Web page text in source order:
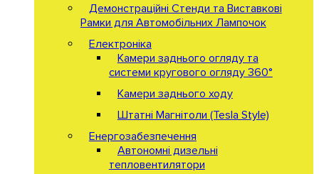
Демонстраційні Стенди та Виставкові
Рамки для Автомобільних Лампочок
Електроніка
Камери заднього огляду та
системи кругового огляду 360°
Камери заднього ходу
Штатні Магнітоли (Tesla Style)
Енергозабезпечення
Автономні дизельні
тепловентилятори